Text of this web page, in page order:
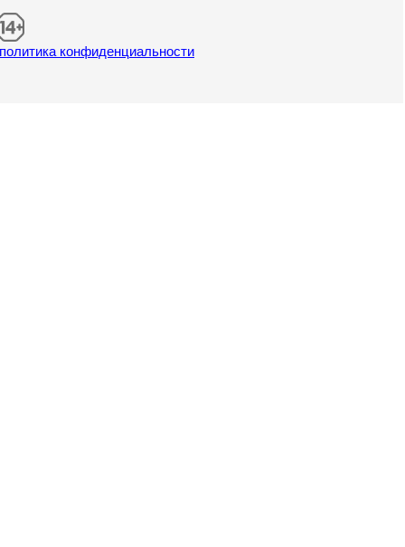
политика конфиденциальности